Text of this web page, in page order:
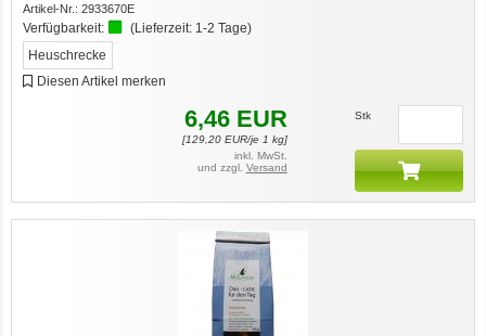
Artikel-Nr.: 2933670E
Verfügbarkeit: (Lieferzeit: 1-2 Tage)
Heuschrecke
Diesen Artikel merken
6,46 EUR
[129,20EUR/je 1 kg]
inkl. MwSt.
und zzgl. Versand
Stk